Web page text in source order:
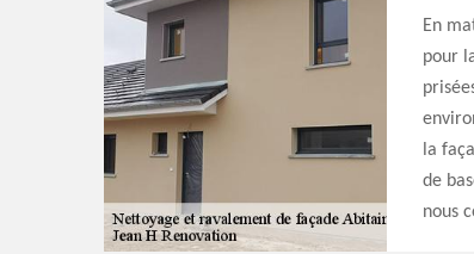
En
pour
la
de
nous